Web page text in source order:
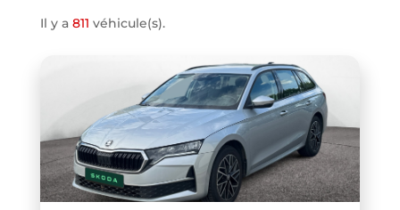
COMPASS
COOPER F67 (1)
COUPE R58 (1)
CRAFTER VAN (1)
DB11 COUPE (1)
Il y a 811 véhicule(s).